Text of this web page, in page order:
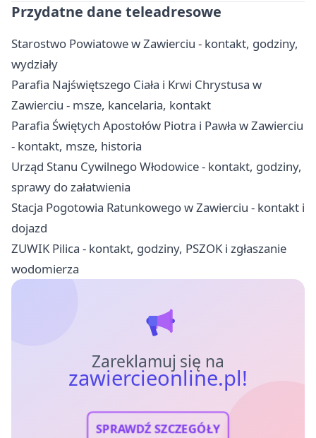
Przydatne dane teleadresowe
Starostwo Powiatowe w Zawierciu - kontakt, godziny,
wydziały
Parafia Najświętszego Ciała i Krwi Chrystusa w
Zawierciu - msze, kancelaria, kontakt
Parafia Świętych Apostołów Piotra i Pawła w Zawierciu
- kontakt, msze, historia
Urząd Stanu Cywilnego Włodowice - kontakt, godziny,
sprawy do załatwienia
Stacja Pogotowia Ratunkowego w Zawierciu - kontakt i
dojazd
ZUWIK Pilica - kontakt, godziny, PSZOK i zgłaszanie
wodomierza
Zareklamuj się na
zawiercieonline.pl!
SPRAWDŹ SZCZEGÓŁY